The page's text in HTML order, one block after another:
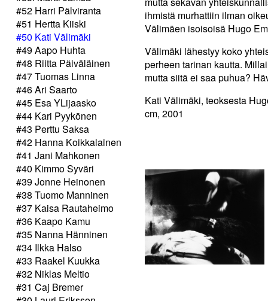
#52 Harri Pälviranta
#51 Hertta Kiiski
#50 Kati Välimäki
#49 Aapo Huhta
#48 Riitta Päiväläinen
#47 Tuomas Linna
#46 Ari Saarto
#45 Esa YLijaasko
#44 Kari Pyykönen
#43 Perttu Saksa
#42 Hanna Koikkalainen
#41 Jani Mahkonen
#40 Kimmo Syväri
#39 Jonne Heinonen
#38 Tuomo Manninen
#37 Kaisa Rautaheimo
#36 Kaapo Kamu
#35 Nanna Hänninen
#34 Ilkka Halso
#33 Raakel Kuukka
#32 Niklas Meltio
#31 Caj Bremer
ihmistä murhattiin ilman
Välimäen isoisoisä Hugo
Välimäki lähestyy koko
perheen tarinan kautta.
mutta siitä ei saa puhua?
Kati Välimäki, teoksesta
cm, 2001